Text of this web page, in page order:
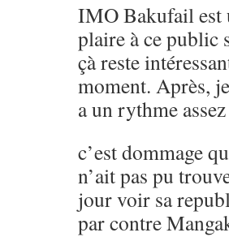
IMO Bakufail est
plaire à ce public
çà reste
moment. Après,
a un rythme
c’est dommage
n’ait pas pu
jour voir sa
par contre